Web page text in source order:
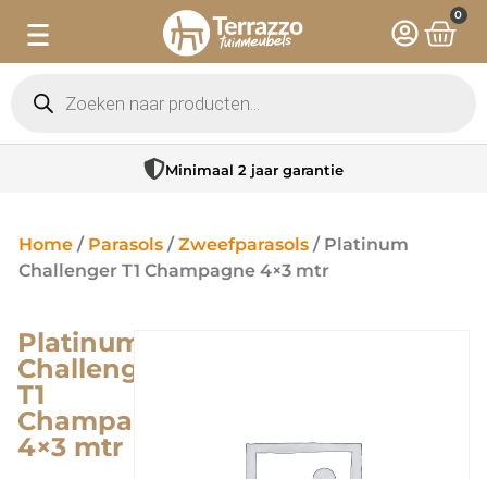
0
Minimaal 2 jaar garantie
Home / Parasols /Zweefparasols / Platinum
Challenger T1 Champagne 4×3 mtr
Platinum
Challenger
T1
Champagne
4×3 mtr